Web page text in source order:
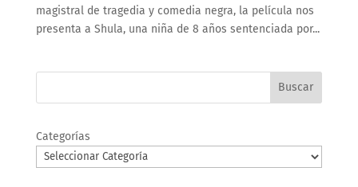
magistral de tragedia y comedia negra, la película nos
presenta a Shula, una niña de 8 años sentenciada por...
Buscar
Categorías